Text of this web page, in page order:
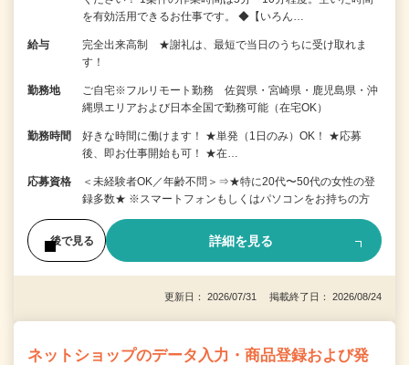
を有効活用できるお仕事です。 ◆【いろん…
給与
完全出来高制 ★謝礼は、最短で当日のうちに受け取れま
す！
勤務地
ご自宅※フルリモート勤務 佐賀県・宮崎県・鹿児島県・沖
縄県エリアおよび日本全国で勤務可能（在宅OK）
勤務時間
好きな時間に働けます！ ★単発（1日のみ）OK！ ★応募
後、即お仕事開始も可！ ★在…
応募資格
＜未経験者OK／年齢不問＞⇒★特に20代〜50代の女性の登
録多数★ ※スマートフォンもしくはパソコンをお持ちの方
後で見る 詳細を見る
更新日： 2026/07/31 掲載終了日： 2026/08/24
ネットショップのデータ入力・商品登録および発